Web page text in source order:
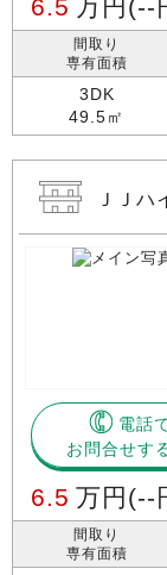
6.5 万円 (--
間取り
専有面積
3DK
49.5㎡
ＪＪ
電話
お問合せす
6.5 万円 (--
間取り
専有面積